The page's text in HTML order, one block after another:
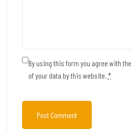
By using this form you agree with
of your data by this website. *
Post Comment